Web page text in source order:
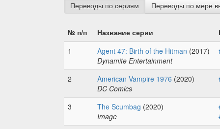
Переводы по сериям Переводы по мере
№ п/п Название серии
1
Agent 47: Birth of the Hitman (2017)
Dynamite Entertainment
2 American Vampire 1976 (2020)
DC Comics
3 The Scumbag (2020)
Image